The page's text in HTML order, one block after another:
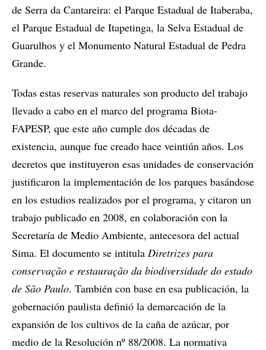
de Serra da Cantareira: el Parque Estadual de Itaberaba,
el Parque Estadual de Itapetinga, la Selva Estadual de
Guarulhos y el Monumento Natural Estadual de Pedra
Grande.
Todas estas reservas naturales son producto del trabajo
llevado a cabo en el marco del programa Biota-
FAPESP, que este año cumple dos décadas de
existencia, aunque fue creado hace veintiún años. Los
decretos que instituyeron esas unidades de conservación
justificaron la implementación de los parques basándose
en los estudios realizados por el programa, y citaron un
trabajo publicado en 2008, en colaboración con la
Secretaría de Medio Ambiente, antecesora del actual
Sima. El documento se intitula Diretrizes para
conservação e restauração da biodiversidade do estado
de São Paulo. También con base en esa publicación, la
gobernación paulista definió la demarcación de la
expansión de los cultivos de la caña de azúcar, por
medio de la Resolución nº 88/2008. La normativa